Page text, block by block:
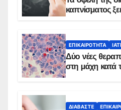
καπνίσματος
ΕΠΙΚΑΙΡΌΤΗΤΑ
Δύο νέες
στη μάχη κατά
ΔΙΑΒΆΣΤΕ